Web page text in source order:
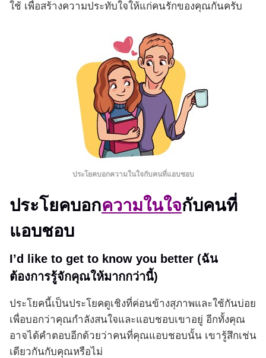
ใช้ เพื่อสร้างความประทับใจให้แก่คนรักของคุณกันครับ
ประโยคบอกความในใจกับคนที่แอบชอบ
ประโยคบอกความในใจกับคนที่
แอบชอบ
I’d like to get to know you better (ฉัน
ต้องการรู้จักคุณให้มากกว่านี้)
ประโยคนี้เป็นประโยคดูเชิงที่ค่อนข้างสุภาพและใช้กันบ่อย
เพื่อบอกว่าคุณกำลังสนใจและแอบชอบเขาอยู่ อีกทั้งคุณ
อาจได้คำตอบอีกด้วยว่าคนที่คุณแอบชอบนั้น เขารู้สึกเช่น
เดียวกันกับคุณหรือไม่